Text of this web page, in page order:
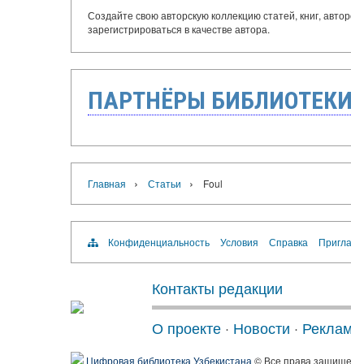
Создайте свою авторскую коллекцию статей, книг,
зарегистрироваться в качестве автора.
ПАРТНЁРЫ БИБЛИОТЕКИ
Главная › Статьи › Foul
Конфиденциальность Условия Справка
Контакты редакции
О проекте · Новости ·
Цифровая библиотека Узбекистана © Все права